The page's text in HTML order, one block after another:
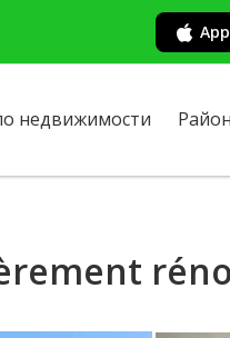
недвижимости